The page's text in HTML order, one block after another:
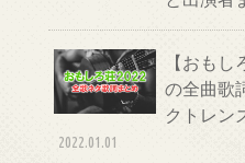
【おも
の全曲歌
クトレン
2022.01.01